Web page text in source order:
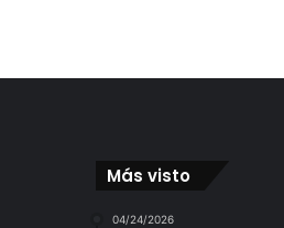
Más visto
04/24/2026